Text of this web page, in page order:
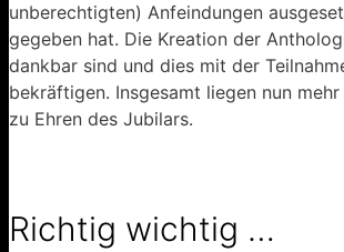
unberechtigten) Anfeindungen
gegeben hat. Die Kreation der
dankbar sind und dies mit der
bekräftigen. Insgesamt liegen nun
zu Ehren des Jubilars.
Richtig wichtig …